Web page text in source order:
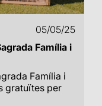
05/05/25
Família i
Família i
gratuïtes per